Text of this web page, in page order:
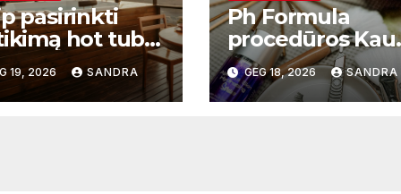
pasirinkti
hot tub
ir kodėl
19, 2026 SANDRA
Ph Formula
procedūros
– moderni odos
atnaujinimo
sistema
GEG 18, 2026 SANDRA